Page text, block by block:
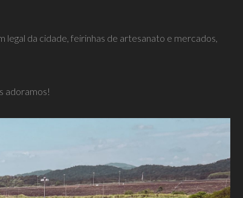
legal da cidade, feirinhas de artesanato e mercados,
adoramos!